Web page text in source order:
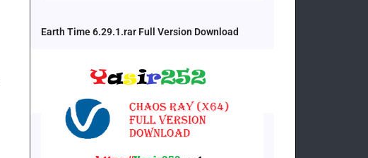
Earth Time 6.29.1.rar Full Version Download